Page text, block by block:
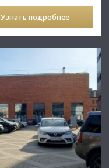
Узнать подробнее